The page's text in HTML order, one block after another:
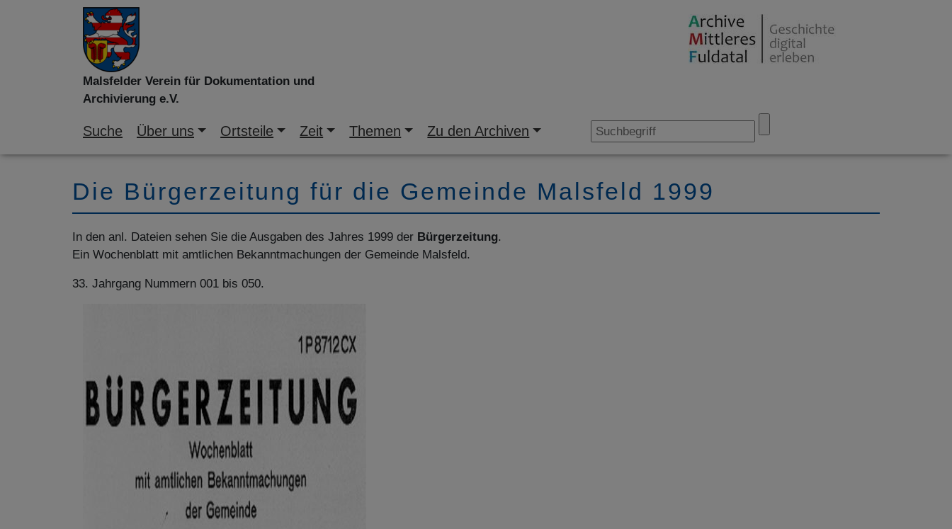
Malsfelder Verein für Dokumentation und
Archivierung e.V.
Suche Über uns Ortsteile Zeit Themen Zu den Archiven
Die Bürgerzeitung für die Gemeinde Malsfeld 1999
In den anl. Dateien sehen Sie die Ausgaben des Jahres 1999 der Bürgerzeitung.
Ein Wochenblatt mit amtlichen Bekanntmachungen der Gemeinde Malsfeld.
33. Jahrgang Nummern 001 bis 050.